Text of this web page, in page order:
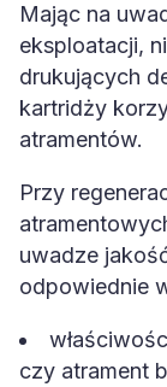
Mając na
eksploatacji,
drukujących
kartridży
atramentów.
Przy
uwadze
odpowiednie
czy atrament